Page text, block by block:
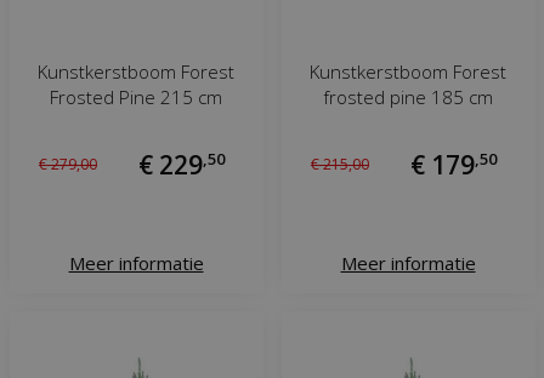
Kunstkerstboom Forest
Frosted Pine 215 cm
€279,00 € 229, 50
Meer informatie
Kunstkerstboom Forest
frosted pine 185 cm
€215,00 € 179, 50
Meer informatie